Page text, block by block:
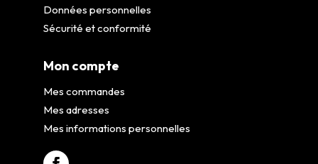
Données personnelles
Sécurité et conformité
Mon compte
Mes commandes
Mes adresses
Mes informations personnelles